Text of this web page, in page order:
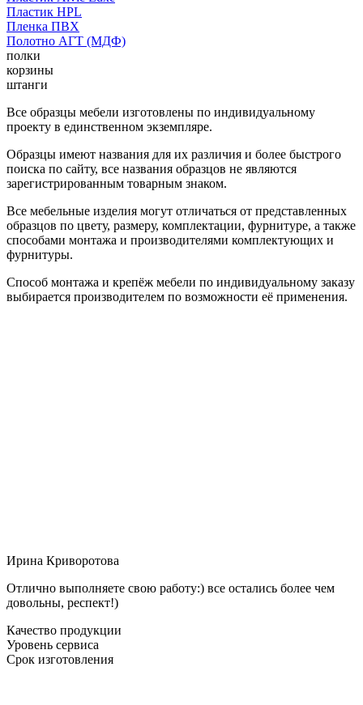
Пластик HPL
Пленка ПВХ
Полотно АГТ (МДФ)
полки
корзины
штанги
Все образцы мебели изготовлены по индивидуальному
проекту в единственном экземпляре.
Образцы имеют названия для их различия и более быстрого
поиска по сайту, все названия образцов не являются
зарегистрированным товарным знаком.
Все мебельные изделия могут отличаться от представленных
образцов по цвету, размеру, комплектации, фурнитуре, а также
способами монтажа и производителями комплектующих и
фурнитуры.
Способ монтажа и крепёж мебели по индивидуальному заказу
выбирается производителем по возможности её применения.
Ирина Криворотова
Отлично выполняете свою работу:) все остались более чем
довольны, респект!)
Качество продукции
Уровень сервиса
Срок изготовления